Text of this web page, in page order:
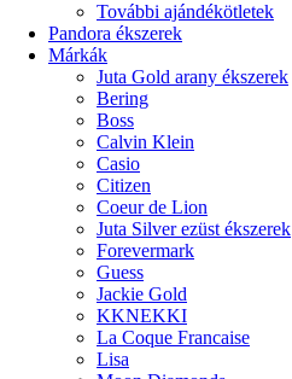
További ajándékötletek
Pandora ékszerek
Márkák
Juta Gold arany ékszerek
Bering
Boss
Calvin Klein
Casio
Citizen
Coeur de Lion
Juta Silver ezüst ékszerek
Forevermark
Guess
Jackie Gold
KKNEKKI
La Coque Francaise
Lisa